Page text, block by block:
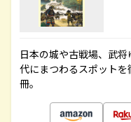
日本の城や古戦場、武
代にまつわるスポット
冊。